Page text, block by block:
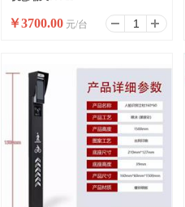
13500HX/16G/512SSD/WIFI/8
￥3700.00 元/台